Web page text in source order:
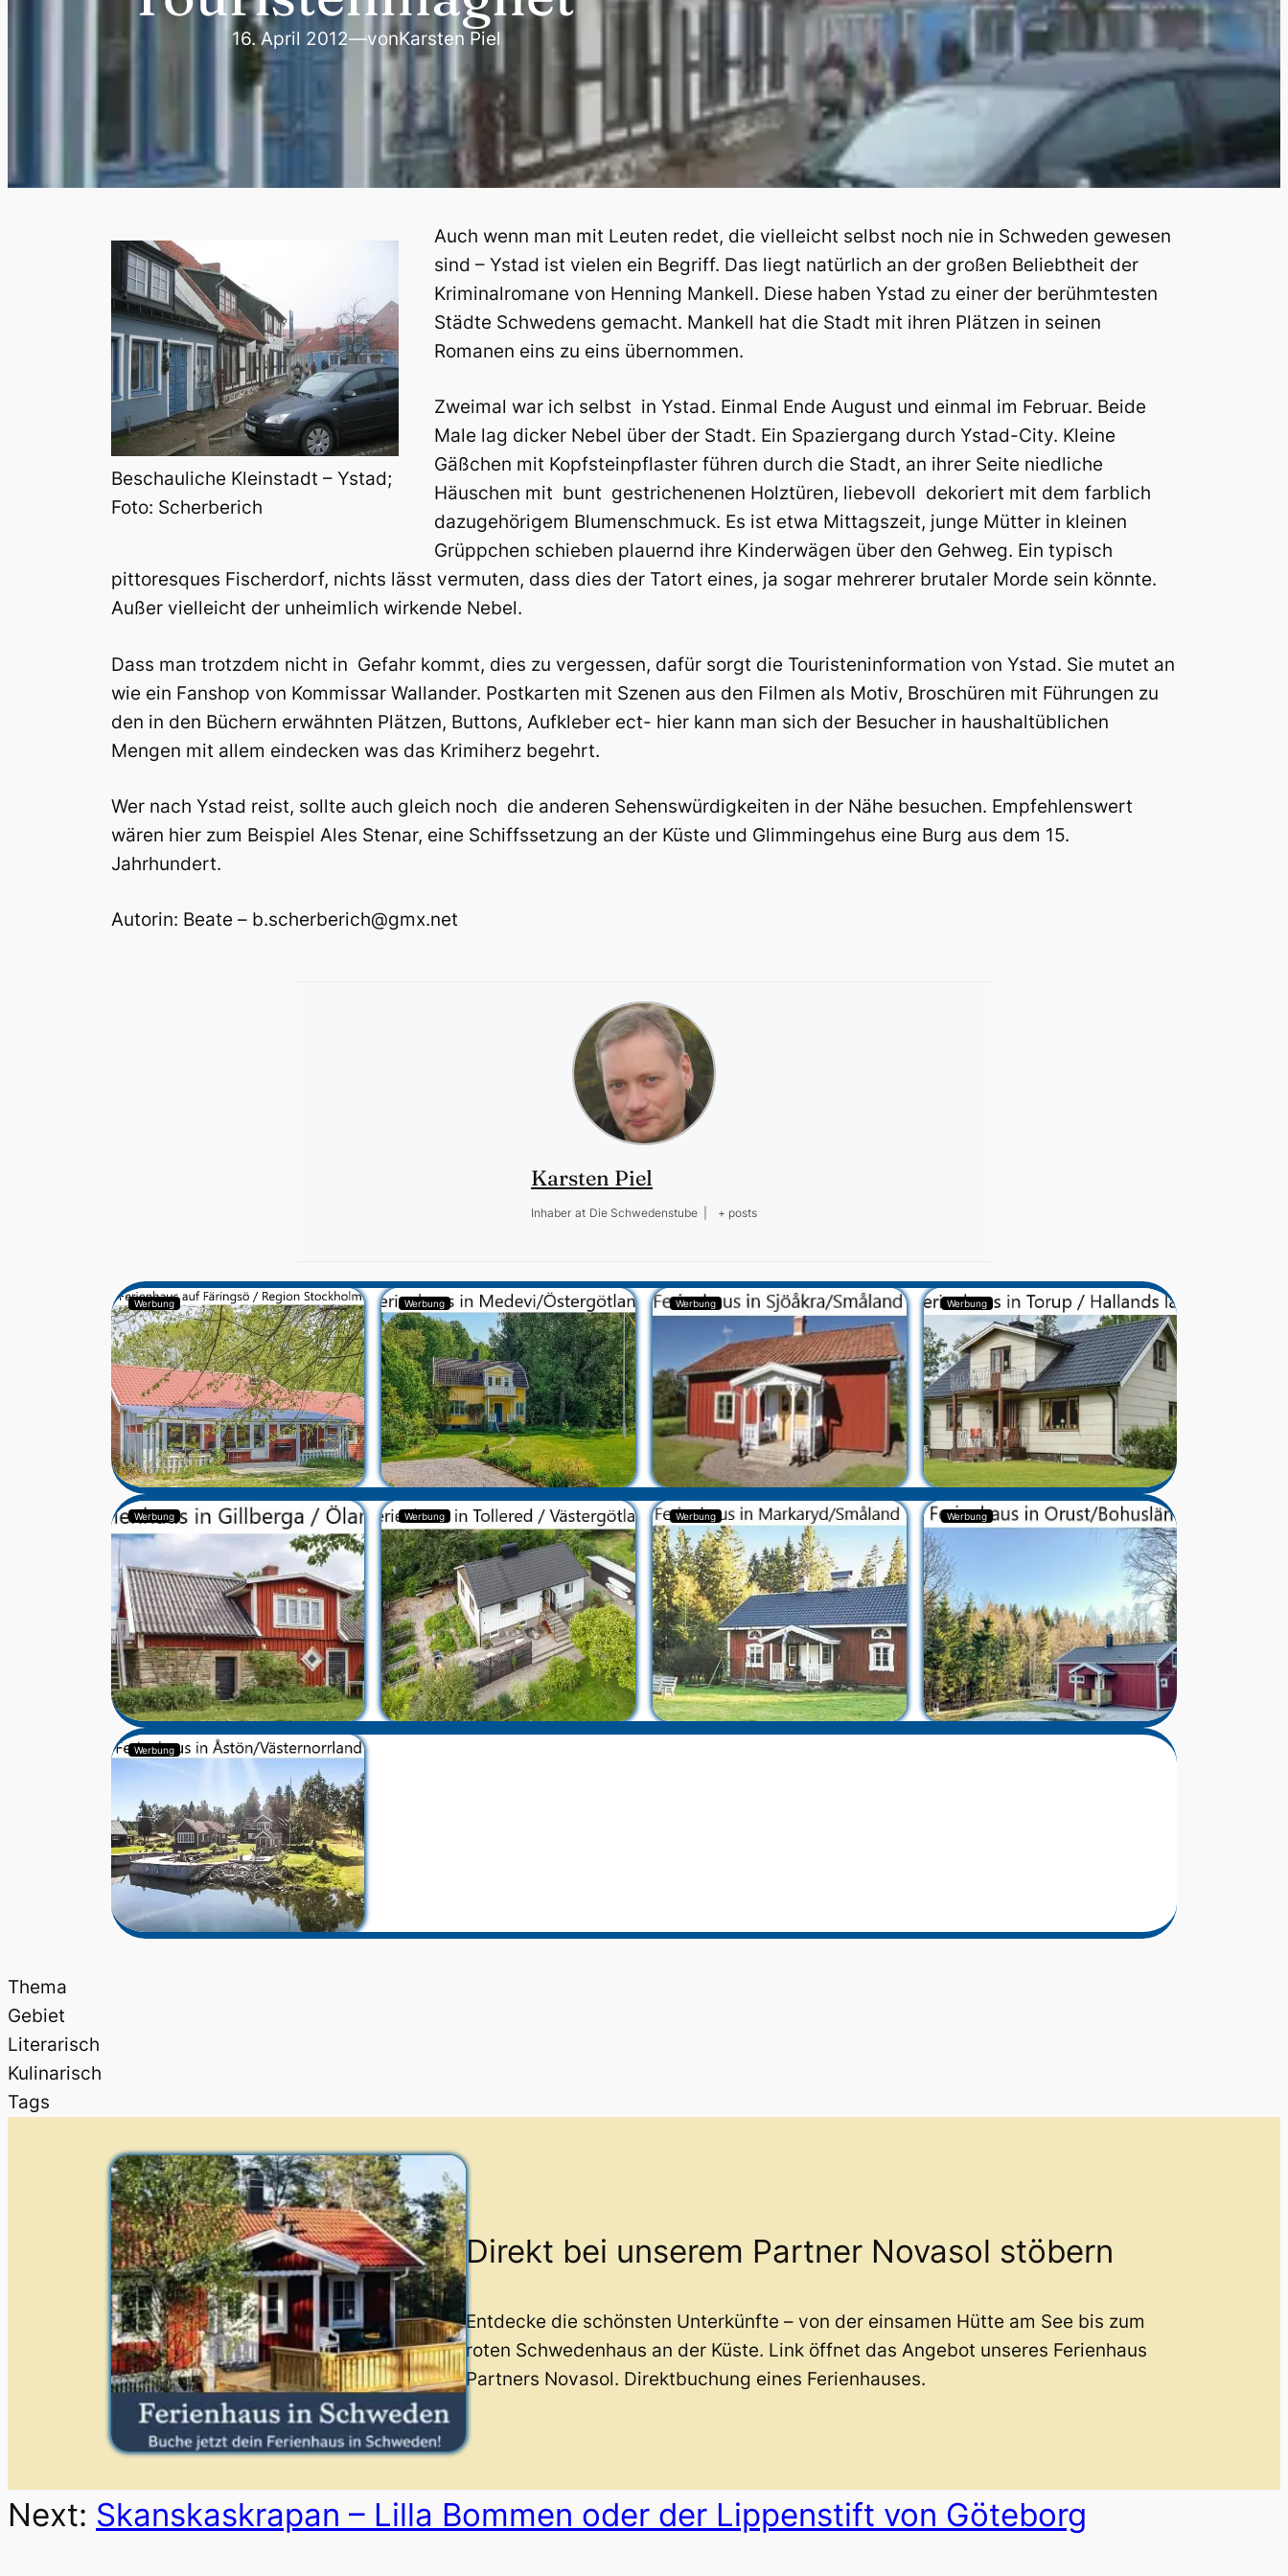
16. April 2012—vonKarsten Piel
Beschauliche Kleinstadt – Ystad;
Foto: Scherberich
Auch wenn man mit Leuten redet, die vielleicht selbst noch nie in Schweden gewesen
sind – Ystad ist vielen ein Begriff. Das liegt natürlich an der großen Beliebtheit der
Kriminalromane von Henning Mankell. Diese haben Ystad zu einer der berühmtesten
Städte Schwedens gemacht. Mankell hat die Stadt mit ihren Plätzen in seinen
Romanen eins zu eins übernommen.
Zweimal war ich selbst in Ystad. Einmal Ende August und einmal im Februar. Beide
Male lag dicker Nebel über der Stadt. Ein Spaziergang durch Ystad-City. Kleine
Gäßchen mit Kopfsteinpflaster führen durch die Stadt, an ihrer Seite niedliche
Häuschen mit bunt gestrichenenen Holztüren, liebevoll dekoriert mit dem farblich
dazugehörigem Blumenschmuck. Es ist etwa Mittagszeit, junge Mütter in kleinen
Grüppchen schieben plauernd ihre Kinderwägen über den Gehweg. Ein typisch
pittoresques Fischerdorf, nichts lässt vermuten, dass dies der Tatort eines, ja sogar mehrerer brutaler Morde sein könnte.
Außer vielleicht der unheimlich wirkende Nebel.
Dass man trotzdem nicht in Gefahr kommt, dies zu vergessen, dafür sorgt die Touristeninformation von Ystad. Sie mutet an
wie ein Fanshop von Kommissar Wallander. Postkarten mit Szenen aus den Filmen als Motiv, Broschüren mit Führungen zu
den in den Büchern erwähnten Plätzen, Buttons, Aufkleber ect- hier kann man sich der Besucher in haushaltüblichen
Mengen mit allem eindecken was das Krimiherz begehrt.
Wer nach Ystad reist, sollte auch gleich noch die anderen Sehenswürdigkeiten in der Nähe besuchen. Empfehlenswert
wären hier zum Beispiel Ales Stenar, eine Schiffssetzung an der Küste und Glimmingehus eine Burg aus dem 15.
Jahrhundert.
Autorin: Beate – b.scherberich@gmx.net
Karsten Piel
Inhaber at Die Schwedenstube + posts
Werbung Werbung Werbung Werbung
Werbung Werbung Werbung Werbung
Werbung
Thema
Gebiet
Literarisch
Kulinarisch
Tags
Direkt bei unserem Partner Novasol stöbern
Entdecke die schönsten Unterkünfte – von der einsamen Hütte am See bis zum
roten Schwedenhaus an der Küste. Link öffnet das Angebot unseres Ferienhaus
Partners Novasol. Direktbuchung eines Ferienhauses.
Next: Skanskaskrapan – Lilla Bommen oder der Lippenstift von Göteborg